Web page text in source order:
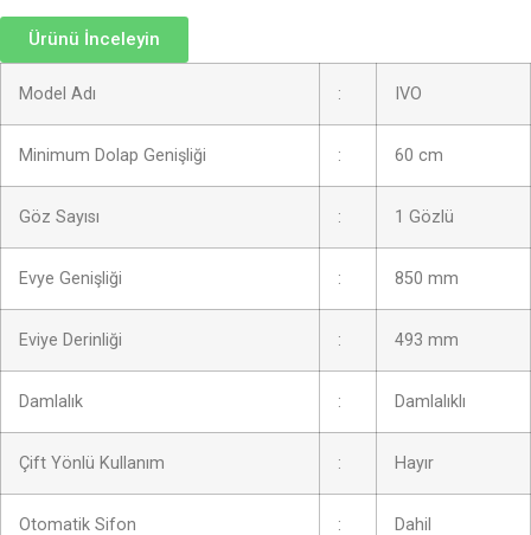
Ürünü İnceleyin
Model Adı : IVO
Minimum Dolap Genişliği : 60 cm
Göz Sayısı : 1 Gözlü
Evye Genişliği : 850 mm
Eviye Derinliği : 493 mm
Damlalık : Damlalıklı
Çift Yönlü Kullanım : Hayır
Otomatik Sifon : Dahil